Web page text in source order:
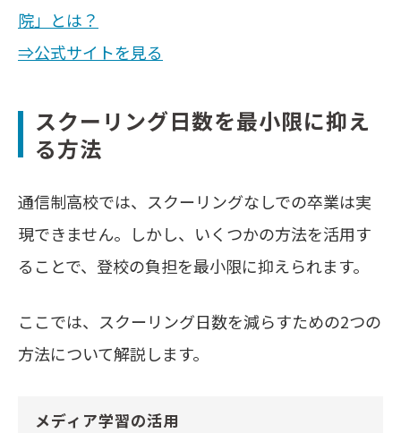
院」とは？
⇒公式サイトを見る
スクーリング日数を最小限に抑え
る方法
通信制高校では、スクーリングなしでの卒業は実
現できません。しかし、いくつかの方法を活用す
ることで、登校の負担を最小限に抑えられます。
ここでは、スクーリング日数を減らすための2つの
方法について解説します。
メディア学習の活用